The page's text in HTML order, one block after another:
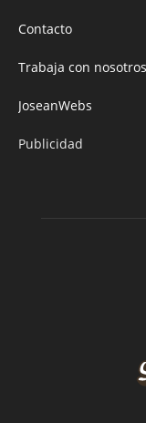
Contacto
Trabaja con nosotros
JoseanWebs
Publicidad